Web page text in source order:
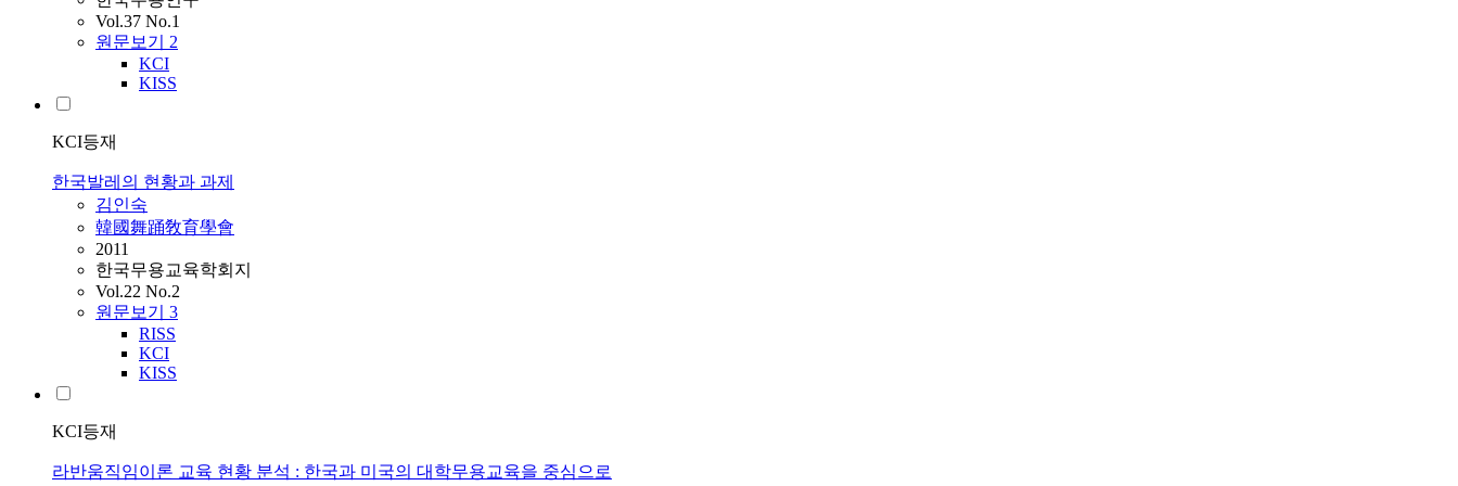
Vol.37 No.1
원문보기 2
KCI
KISS
KCI등재
한국발레의 현황과 과제
김인숙
韓國舞踊敎育學會
2011
한국무용교육학회지
Vol.22 No.2
원문보기 3
RISS
KCI
KISS
KCI등재
라반움직임이론 교육 현황 분석 : 한국과 미국의 대학무용교육을 중심으로